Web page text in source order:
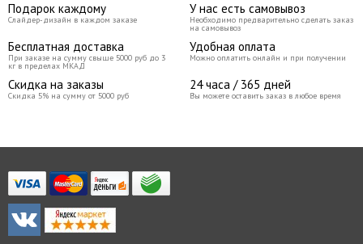
Подарок каждому
Слайдер-дизайн в каждом заказе
У нас есть самовывоз
Необходимо предварительно сделать заказ
на самовывоз
Бесплатная доставка
При заказе на сумму свыше 5000 руб до 3
кг в пределах МКАД
Удобная оплата
Можно оплатить онлайн и при получении
Скидка на заказы
Скидка 5% на сумму от 5000 руб
24 часа / 365 дней
Вы можете оставить заказ в любое время